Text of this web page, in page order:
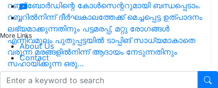
More Links
About Us
Contact
റബ്ബര്‍ബോര്‍ഡിന്റെ കോള്‍സെന്ററുമായി ബന്ധപ്പെടാം.
റബ്ബറില്‍നിന്ന് ദീര്‍ഘകാലത്തേക്ക് മെച്ചപ്പെട്ട ഉത്പാദനം
ലഭ്യമാക്കുന്നതിനും പട്ടമരപ്പ്, മറ്റു രോഗങ്ങള്‍
എന്നിവമൂലം പുതുപ്പട്ടയില്‍ ടാപ്പിങ് സാധ്യമാകാതെ
വരുന്ന മരങ്ങളില്‍നിന്ന് ആദായം നേടുന്നതിനും
സഹായിക്കുന്ന ഒരു…